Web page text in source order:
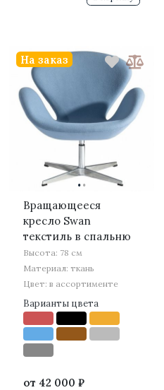
··
Вращающееся
кресло Swan
текстиль в спальню
Высота: 78 см
Материал: ткань
Цвет: в ассортименте
Варианты цвета
от 42 000 ₽
На заказ